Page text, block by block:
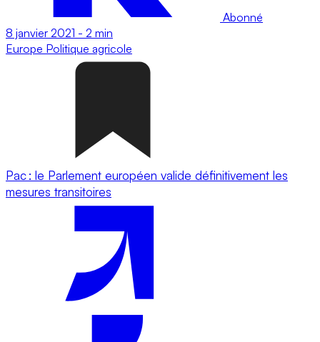
Abonné
8 janvier 2021 - 2 min
Europe Politique agricole
Pac : le Parlement européen valide définitivement les
mesures transitoires